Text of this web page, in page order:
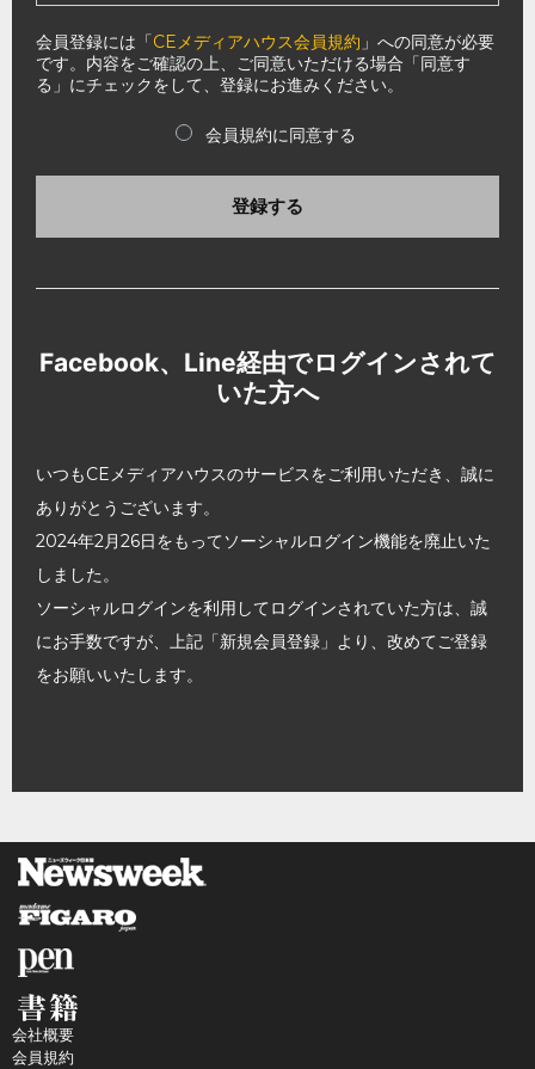
会員登録には「CEメディアハウス会員規約 」への同意が必要
です。内容をご確認の上、ご同意いただける場合「同意す
る」にチェックをして、登録にお進みください。
会員規約に同意する
登録する
Facebook、Line経由でログインされて
いた方へ
いつもCEメディアハウスのサービスをご利用いただき、誠に
ありがとうございます。
2024年2月26日をもってソーシャルログイン機能を廃止いた
しました。
ソーシャルログインを利用してログインされていた方は、誠
にお手数ですが、上記「新規会員登録」より、改めてご登録
をお願いいたします。
会社概要
会員規約